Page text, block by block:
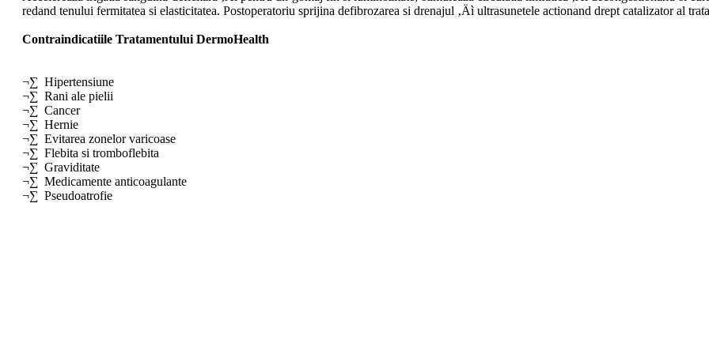
redand tenului fermitatea si elasticitatea. Postoperatoriu sprijina defibrozarea si drenajul ‚Äì ultrasunetele actionand drept catalizator al
Contraindicatiile Tratamentului DermoHealth
¬∑ Hipertensiune
¬∑ Rani ale pielii
¬∑ Cancer
¬∑ Hernie
¬∑ Evitarea zonelor varicoase
¬∑ Flebita si tromboflebita
¬∑ Graviditate
¬∑ Medicamente anticoagulante
¬∑ Pseudoatrofie